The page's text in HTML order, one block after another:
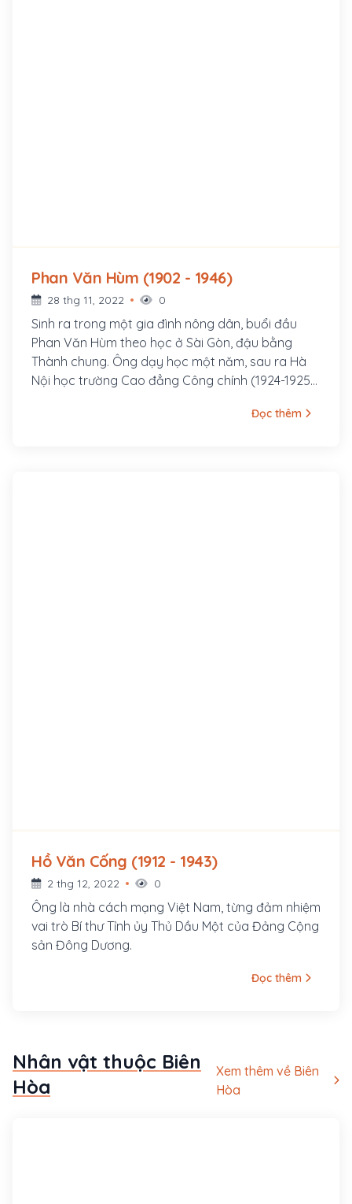
Phan Văn Hùm (1902 - 1946)
28 thg 11, 2022 0
Sinh ra trong một gia đình nông dân, buổi đầu
Phan Văn Hùm theo học ở Sài Gòn, đậu bằng
Thành chung. Ông dạy học một năm, sau ra Hà
Nội học trường Cao đẳng Công chính (1924-1925)
Đến năm 1927 ông bị buộc thôi việc vì ủng hộ nữ
Đọc thêm
Hồ Văn Cống (1912 - 1943)
2 thg 12, 2022 0
Ông là nhà cách mạng Việt Nam, từng đảm nhiệm
vai trò Bí thư Tỉnh ủy Thủ Dầu Một của Đảng Cộng
sản Đông Dương.
Đọc thêm
Nhân vật thuộc Biên
Hòa
Xem thêm về Biên
Hòa